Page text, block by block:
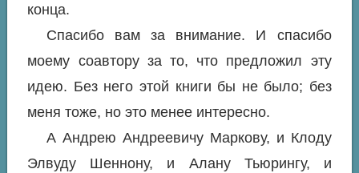
конца.
Спасибо вам за внимание. И спасибо
моему соавтору за то, что предложил эту
идею. Без него этой книги бы не было; без
меня тоже, но это менее интересно.
А Андрею Андреевичу Маркову, и Клоду
Элвуду Шеннону, и Алану Тьюрингу, и